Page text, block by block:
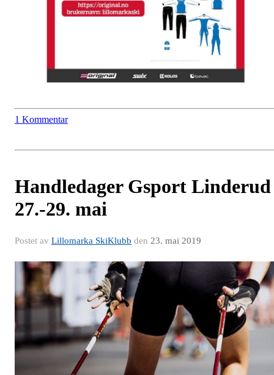
1 Kommentar
Handledager Gsport Linderud
27.-29. mai
Postet av Lillomarka SkiKlubb den 23. mai 2019